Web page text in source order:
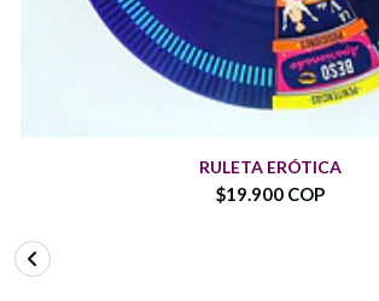
RULETA ERÓTICA
$19.900 COP